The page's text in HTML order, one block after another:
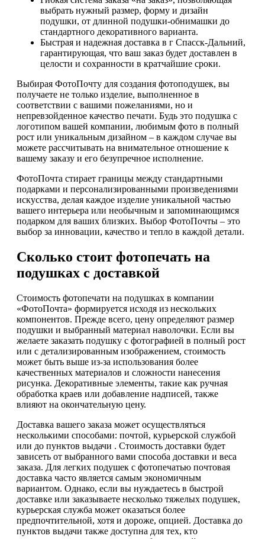
выбрать нужный размер, форму и дизайн
подушки, от длинной подушки-обнимашки до
стандартного декоративного варианта.
Быстрая и надежная доставка в г Спасск-Дальний,
гарантирующая, что ваш заказ будет доставлен в
целости и сохранности в кратчайшие сроки.
Выбирая ФотоПочту для создания фотоподушек, вы
получаете не только изделие, выполненное в
соответствии с вашими пожеланиями, но и
непревзойденное качество печати. Будь это подушка с
логотипом вашей компании, любимым фото в полный
рост или уникальным дизайном – в каждом случае вы
можете рассчитывать на внимательное отношение к
вашему заказу и его безупречное исполнение.
ФотоПочта стирает границы между стандартными
подарками и персонализированными произведениями
искусства, делая каждое изделие уникальной частью
вашего интерьера или необычным и запоминающимся
подарком для ваших близких. Выбор ФотоПочты – это
выбор за инновации, качество и тепло в каждой детали.
Сколько стоит фотопечать на
подушках с доставкой
Стоимость фотопечати на подушках в компании
«ФотоПочта» формируется исходя из нескольких
компонентов. Прежде всего, цену определяют размер
подушки и выбранный материал наволочки. Если вы
желаете заказать подушку с фотографией в полный рост
или с детализированным изображением, стоимость
может быть выше из-за использования более
качественных материалов и сложности нанесения
рисунка. Декоративные элементы, такие как ручная
обработка краев или добавление надписей, также
влияют на окончательную цену.
Доставка вашего заказа может осуществляться
несколькими способами: почтой, курьерской службой
или до пунктов выдачи . Стоимость доставки будет
зависеть от выбранного вами способа доставки и веса
заказа. Для легких подушек с фотопечатью почтовая
доставка часто является самым экономичным
вариантом. Однако, если вы нуждаетесь в быстрой
доставке или заказываете несколько тяжелых подушек,
курьерская служба может оказаться более
предпочтительной, хотя и дороже, опцией. Доставка до
пунктов выдачи также доступна для тех, кто